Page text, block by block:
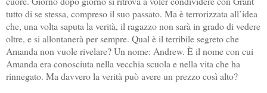
tutto di se stessa, compreso il suo passato. Ma è terrorizzata all’idea
che, una volta saputa la verità, il ragazzo non sarà in grado di vedere
oltre, e si allontanerà per sempre. Qual è il terribile segreto che
Amanda non vuole rivelare? Un nome: Andrew. È il nome con cui
Amanda era conosciuta nella vecchia scuola e nella vita che ha
rinnegato. Ma davvero la verità può avere un prezzo così alto?